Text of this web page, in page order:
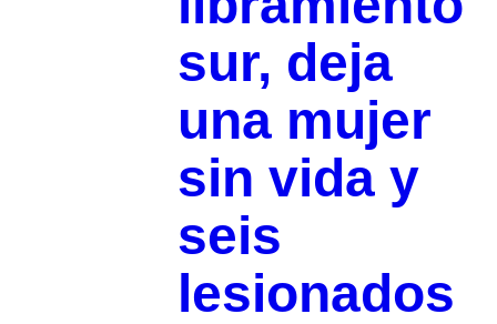
sur, deja
una mujer
sin vida y
seis
lesionados